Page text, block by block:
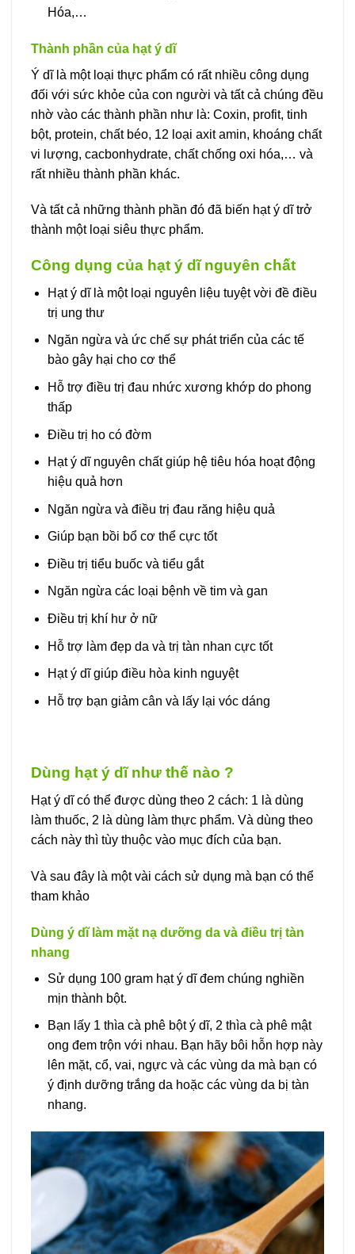
Hóa,…
Thành phần của hạt ý dĩ
Ý dĩ là một loại thực phẩm có rất nhiều công dụng
đối với sức khỏe của con người và tất cả chúng đều
nhờ vào các thành phần như là: Coxin, profit, tinh
bột, protein, chất béo, 12 loại axit amin, khoáng chất
vi lượng, cacbonhydrate, chất chống oxi hóa,… và
rất nhiều thành phần khác.
Và tất cả những thành phần đó đã biến hạt ý dĩ trở
thành một loại siêu thực phẩm.
Công dụng của hạt ý dĩ nguyên chất
Hạt ý dĩ là một loại nguyên liệu tuyệt vời đề điều
trị ung thư
Ngăn ngừa và ức chế sự phát triển của các tế
bào gây hại cho cơ thể
Hỗ trợ điều trị đau nhức xương khớp do phong
thấp
Điều trị ho có đờm
Hạt ý dĩ nguyên chất giúp hệ tiêu hóa hoạt động
hiệu quả hơn
Ngăn ngừa và điều trị đau răng hiệu quả
Giúp bạn bồi bổ cơ thể cực tốt
Điều trị tiểu buốc và tiểu gắt
Ngăn ngừa các loại bệnh về tim và gan
Điều trị khí hư ở nữ
Hỗ trợ làm đẹp da và trị tàn nhan cực tốt
Hạt ý dĩ giúp điều hòa kinh nguyệt
Hỗ trợ bạn giảm cân và lấy lại vóc dáng
Dùng hạt ý dĩ như thế nào ?
Hạt ý dĩ có thể được dùng theo 2 cách: 1 là dùng
làm thuốc, 2 là dùng làm thực phẩm. Và dùng theo
cách này thì tùy thuộc vào mục đích của bạn.
Và sau đây là một vài cách sử dụng mà bạn có thể
tham khảo
Dùng ý dĩ làm mặt nạ dưỡng da và điều trị tàn
nhang
Sử dụng 100 gram hạt ý dĩ đem chúng nghiền
mịn thành bột.
Bạn lấy 1 thìa cà phê bột ý dĩ, 2 thìa cà phê mật
ong đem trộn với nhau. Bạn hãy bôi hỗn hợp này
lên mặt, cổ, vai, ngực và các vùng da mà bạn có
ý định dưỡng trắng da hoặc các vùng da bị tàn
nhang.